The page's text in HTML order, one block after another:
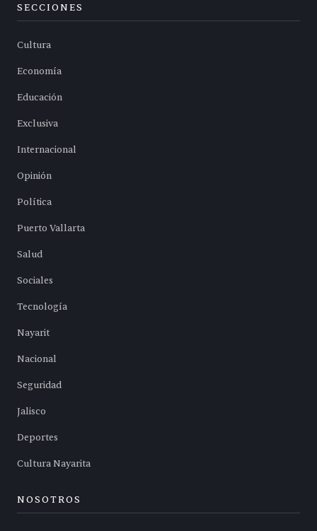
SECCIONES
Cultura
Economía
Educación
Exclusiva
Internacional
Opinión
Política
Puerto Vallarta
Salud
Sociales
Tecnología
Nayarit
Nacional
Seguridad
Jalisco
Deportes
Cultura Nayarita
NOSOTROS